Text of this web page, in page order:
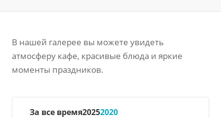
В нашей галерее вы можете увидеть
атмосферу кафе, красивые блюда и яркие
моменты праздников.
За все время20252020